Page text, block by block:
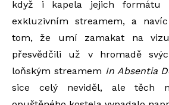
když i kapela jejich formátu
exkluzivním streamem, a
tom, že umí zamakat na
přesvědčili už v hromadě
loňským streamem In Absentia
sice celý neviděl, ale těch